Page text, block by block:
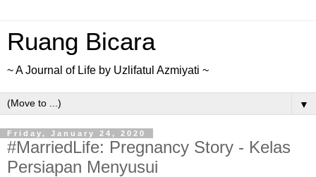
Ruang Bicara
~ A Journal of Life by Uzlifatul Azmiyati ~
▼
Friday, January 24, 2020
#MarriedLife: Pregnancy Story - Kelas
Persiapan Menyusui